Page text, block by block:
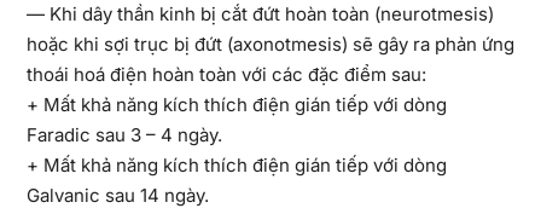
— Khi dây thần kinh bị cắt đứt hoàn toàn (neurotmesis)
hoặc khi sợi trục bị đứt (axonotmesis) sẽ gây ra phản ứng
thoái hoá điện hoàn toàn với các đặc điểm sau:
+ Mất khả năng kích thích điện gián tiếp với dòng
Faradic sau 3 – 4 ngày.
+ Mất khả năng kích thích điện gián tiếp với dòng
Galvanic sau 14 ngày.